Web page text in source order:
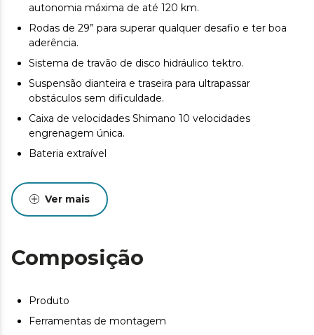
autonomia máxima de até 120 km.
Rodas de 29” para superar qualquer desafio e ter boa
aderência.
Sistema de travão de disco hidráulico tektro.
Suspensão dianteira e traseira para ultrapassar
obstáculos sem dificuldade.
Caixa de velocidades Shimano 10 velocidades
engrenagem única.
Bateria extraível
Ver mais
Composição
Produto
Ferramentas de montagem